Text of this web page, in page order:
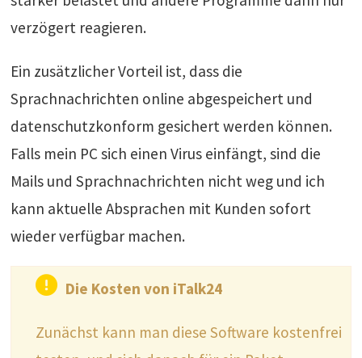
verzögert reagieren.
Ein zusätzlicher Vorteil ist, dass die
Sprachnachrichten online abgespeichert und
datenschutzkonform gesichert werden können.
Falls mein PC sich einen Virus einfängt, sind die
Mails und Sprachnachrichten nicht weg und ich
kann aktuelle Absprachen mit Kunden sofort
wieder verfügbar machen.
Die Kosten von iTalk24
Zunächst kann man diese Software kostenfrei